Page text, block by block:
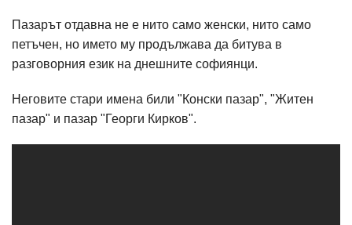
Пазарът отдавна не е нито само женски, нито само
петъчен, но името му продължава да битува в
разговорния език на днешните софиянци.
Неговите стари имена били "Конски пазар", "Житен
пазар" и пазар "Георги Кирков".